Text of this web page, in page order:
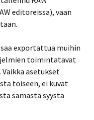
editoreissa), vaan
exportattua muihin
toimintatavat
asetukset
toiseen, ei kuvat
samasta syystä